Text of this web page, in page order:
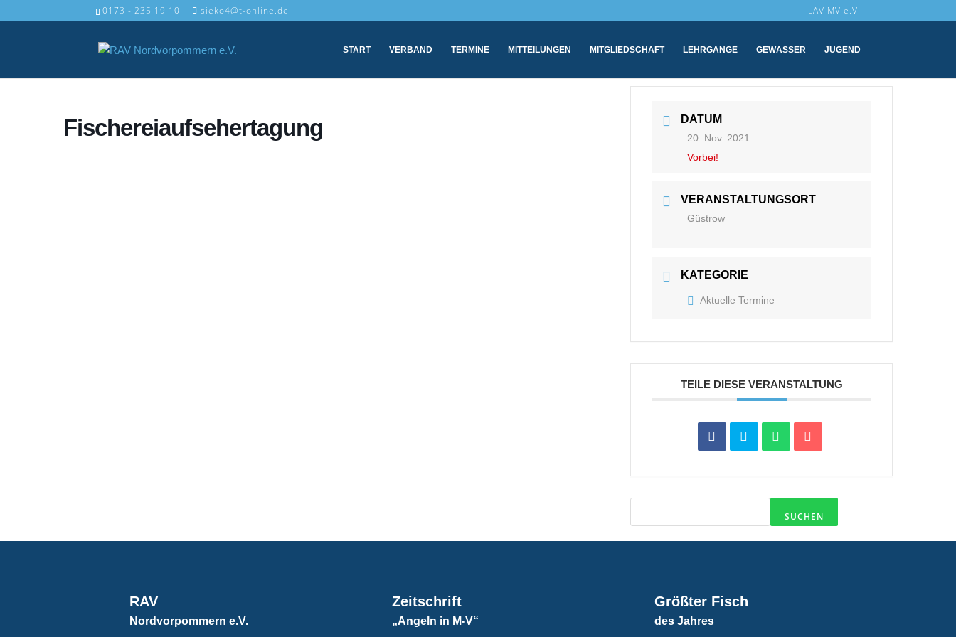
0173 - 235 19 10 sieko4@t-online.de LAV MV e.V.
START VERBAND TERMINE MITTEILUNGEN MITGLIEDSCHAFT LEHRGÄNGE GEWÄSSER JUGEND
Fischereiaufsehertagung DATUM
20. Nov. 2021
Vorbei!
VERANSTALTUNGSORT
Güstrow
KATEGORIE
Aktuelle Termine
TEILE DIESE VERANSTALTUNG
SUCHEN
RAV
Nordvorpommern e.V.
Zeitschrift
„Angeln in M-V“
Größter Fisch
des Jahres